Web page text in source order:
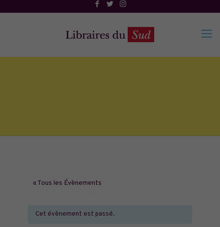
« Tous les Évènements
Cet évènement est passé.